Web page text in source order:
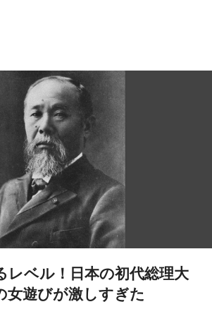
レベル！日本の初代総理大
女遊びが激しすぎた